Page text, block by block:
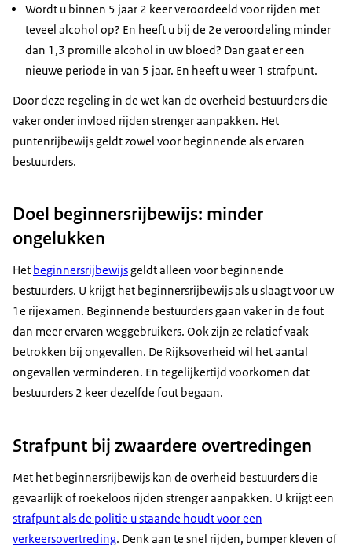
Wordt u binnen 5 jaar 2 keer veroordeeld voor rijden met
teveel alcohol op? En heeft u bij de 2e veroordeling minder
dan 1,3 promille alcohol in uw bloed? Dan gaat er een
nieuwe periode in van 5 jaar. En heeft u weer 1 strafpunt.
Door deze regeling in de wet kan de overheid bestuurders die
vaker onder invloed rijden strenger aanpakken. Het
puntenrijbewijs geldt zowel voor beginnende als ervaren
bestuurders.
Doel beginnersrijbewijs: minder
ongelukken
Het beginnersrijbewijsgeldt alleen voor beginnende
bestuurders. U krijgt het beginnersrijbewijs als u slaagt voor uw
1e rijexamen. Beginnende bestuurders gaan vaker in de fout
dan meer ervaren weggebruikers. Ook zijn ze relatief vaak
betrokken bij ongevallen. De Rijksoverheid wil het aantal
ongevallen verminderen. En tegelijkertijd voorkomen dat
bestuurders 2 keer dezelfde fout begaan.
Strafpunt bij zwaardere overtredingen
Met het beginnersrijbewijs kan de overheid bestuurders die
gevaarlijk of roekeloos rijden strenger aanpakken. U krijgt een
strafpunt als de politie u staande houdt voor een
verkeersovertreding. Denk aan te snel rijden, bumper kleven of